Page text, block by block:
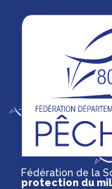
Fédération de la
protection du